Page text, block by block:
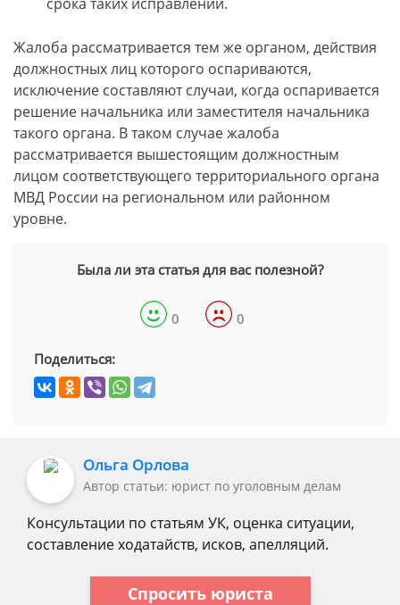
Жалоба рассматривается тем же органом, действия
должностных лиц которого оспариваются,
исключение составляют случаи, когда оспаривается
решение начальника или заместителя начальника
такого органа. В таком случае жалоба
рассматривается вышестоящим должностным
лицом соответствующего территориального органа
МВД России на региональном или районном
уровне.
Была ли эта статья для вас полезной?
0 0
Поделиться:
Ольга Орлова
Автор статьи: юрист по уголовным делам
Консультации по статьям УК, оценка ситуации,
составление ходатайств, исков, апелляций.
Спросить юриста